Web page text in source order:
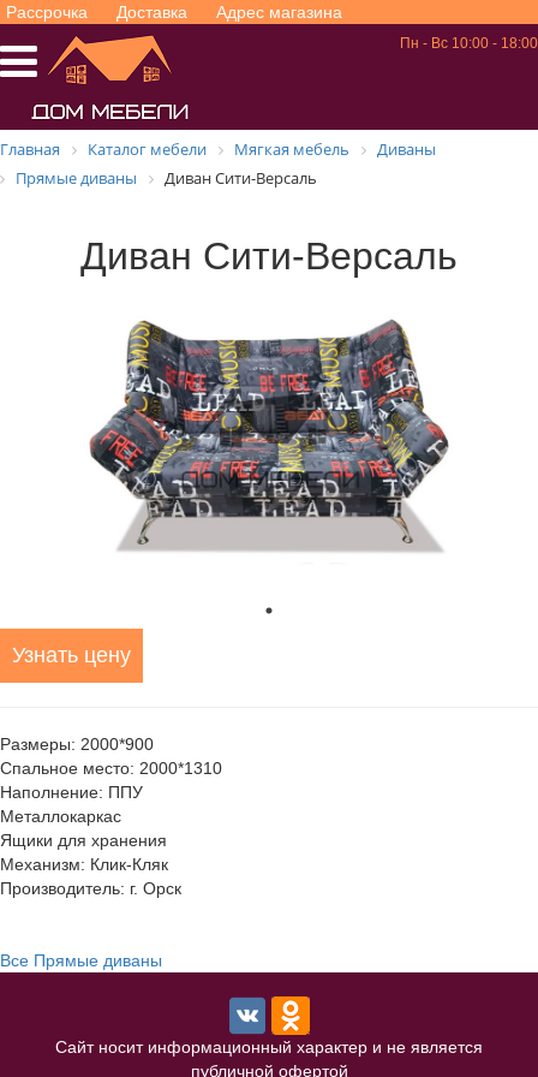
Рассрочка Доставка Адрес магазина
Пн - Вс 10:00 - 18:00
Главная Каталог мебели Мягкая мебель
Диваны
Прямые диваны
Диван Сити-Версаль
Диван Сити-Версаль
Узнать цену
Размеры: 2000*900
Спальное место: 2000*1310
Наполнение: ППУ
Металлокаркас
Ящики для хранения
Механизм: Клик-Кляк
Производитель: г. Орск
Все Прямые диваны
Сайт носит информационный характер и не является
публичной офертой